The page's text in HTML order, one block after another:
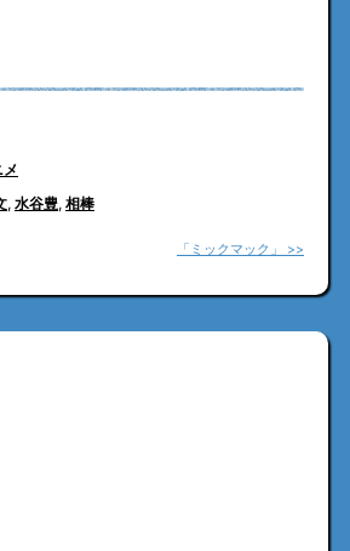
, 水谷豊, 相棒
「ミックマック」 >>